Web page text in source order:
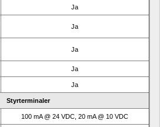
Ja
Ja
Ja
Ja
Ja
Styrterminaler
100 mA @ 24 VDC, 20 mA @ 10 VDC